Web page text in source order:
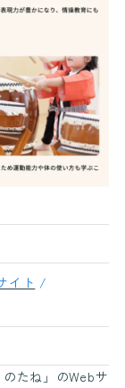
イト /
たね」のWebサ